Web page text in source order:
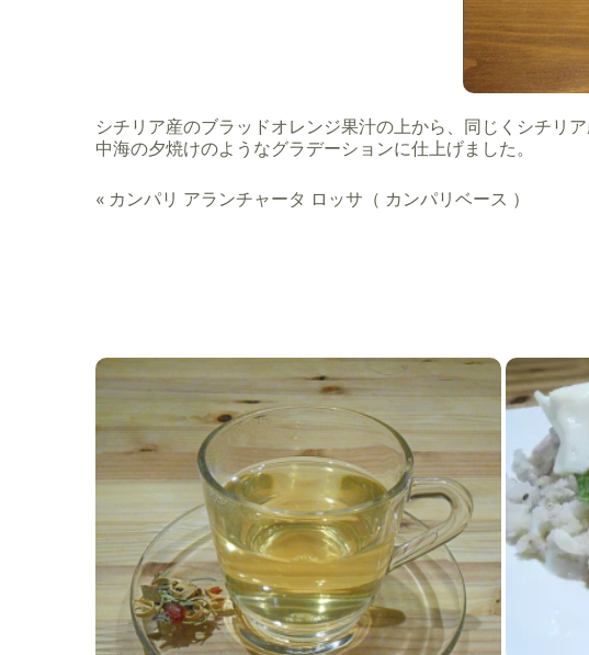
シチリア産のブラッドオレンジ果汁の上から、同じくシチリ
中海の夕焼けのようなグラデーションに仕上げました。
« カンパリ アランチャータ ロッサ（ カンパリベース ）